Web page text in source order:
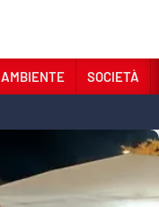
AMBIENTE SOCIETÀ